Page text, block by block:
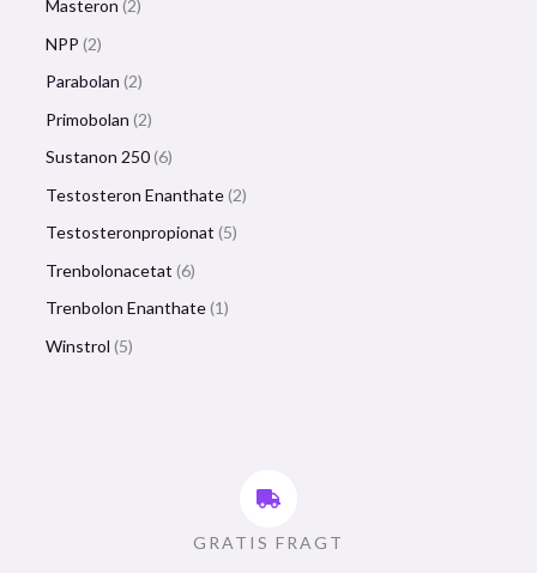
Masteron 2
NPP 2
Parabolan 2
Primobolan 2
Sustanon 250 6
Testosteron Enanthate 2
Testosteronpropionat 5
Trenbolonacetat 6
Trenbolon Enanthate 1
Winstrol 5
GRATIS FRAGT